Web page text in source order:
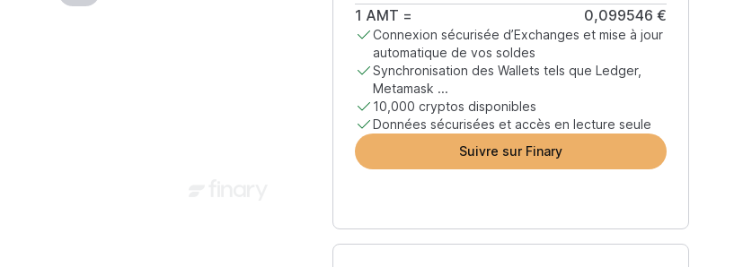
1 AMT = 0,099546 €
Connexion sécurisée d’Exchanges et mise à jour
automatique de vos soldes
Synchronisation des Wallets tels que Ledger,
Metamask ...
10,000 cryptos disponibles
Données sécurisées et accès en lecture seule
Suivre sur Finary